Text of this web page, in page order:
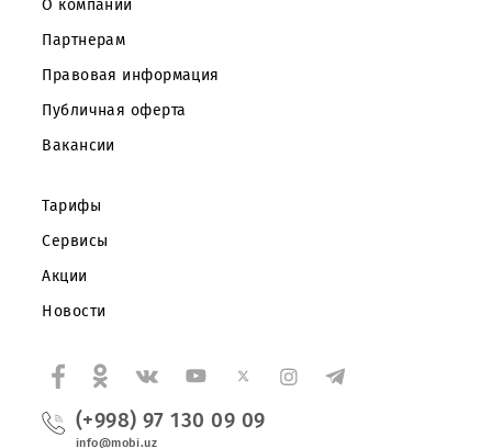
Частным клиентам
Корпоративным клиентам
О компании
Правовая информация
Публичная оферта
Вакансии
Сервисы
Акции